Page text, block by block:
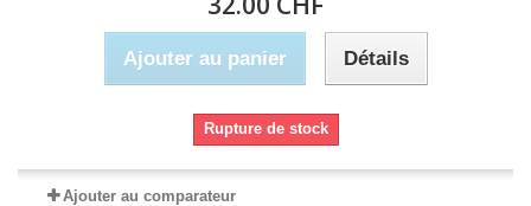
Ajouter au panier Détails
Rupture de stock
Ajouter au comparateur